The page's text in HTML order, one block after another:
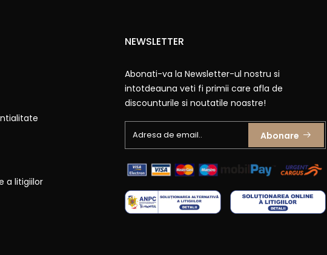
a litigiilor
NEWSLETTER
Abonati-va la Newsletter-ul nostru si
intotdeauna veti fi primii care afla de
discounturile si noutatile noastre!
Abonare